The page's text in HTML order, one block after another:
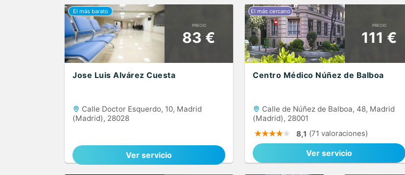
PRECIO
83 €
Jose Luis Alvárez Cuesta
Calle Doctor Esquerdo, 10, Madrid
(Madrid), 28028
Ver servicio
PRECIO
111 €
Centro Médico Núñez de Balboa
Calle de Núñez de Balboa, 48, Madrid
(Madrid), 28001
8,1 (71 valoraciones)
Ver servicio